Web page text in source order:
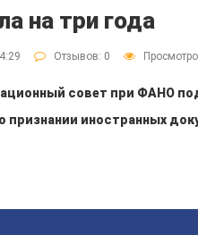
на три года
Отзывов: 0
совет при ФАНО
признании иностранных